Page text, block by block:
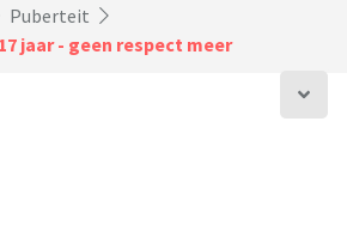
Puberteit
jaar - geen respect meer